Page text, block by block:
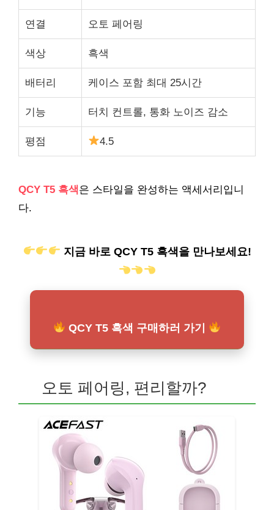
연결 오토 페어링
색상 흑색
배터리 케이스 포함 최대 25시간
기능 터치 컨트롤, 통화 노이즈 감소
평점 4.5
QCY T5 흑색은 스타일을 완성하는 액세서리입니
다.
지금 바로 QCY T5 흑색을 만나보세요!
QCY T5 흑색 구매하러 가기
오토 페어링, 편리할까?